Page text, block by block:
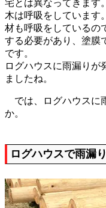
宅とは異なってきます。
木は呼吸をしています
材も呼吸をしているの
する必要があり、塗膜
です。
ログハウスに雨漏りが
ましたね。
では、ログハウスに
か。
ログハウスで雨漏